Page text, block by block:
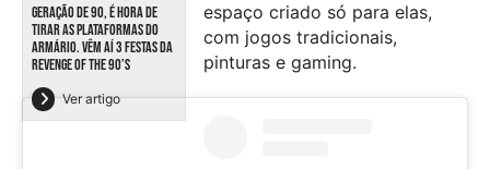
GERAÇÃO DE 90, É HORA DE
TIRAR AS PLATAFORMAS DO
ARMÁRIO. VÊM AÍ 3 FESTAS DA
REVENGE OF THE 90’S
Ver artigo
espaço criado só para elas,
com jogos tradicionais,
pinturas e gaming.